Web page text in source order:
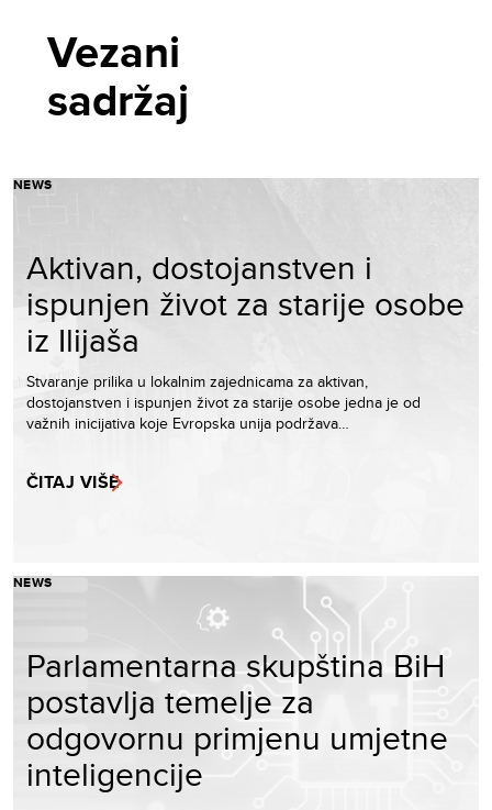
Vezani
sadržaj
NEWS
Aktivan, dostojanstven i
ispunjen život za starije osobe
iz Ilijaša
Stvaranje prilika u lokalnim zajednicama za aktivan,
dostojanstven i ispunjen život za starije osobe jedna je od
važnih inicijativa koje Evropska unija podržava…
ČITAJ VIŠE
NEWS
Parlamentarna skupština BiH
postavlja temelje za
odgovornu primjenu umjetne
inteligencije